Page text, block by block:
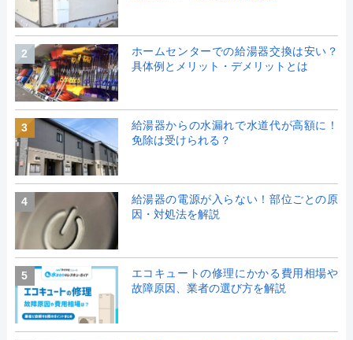
2
ホームセンターでの給湯器交換は安い？
具体例とメリット・デメリットとは
3
給湯器からの水漏れで水道代が高額に！
免除は受けられる？
4
給湯器の電源が入らない！部位ごとの原
因・対処法を解説
5
エコキュートの修理にかかる費用相場や
故障原因、業者の選び方を解説